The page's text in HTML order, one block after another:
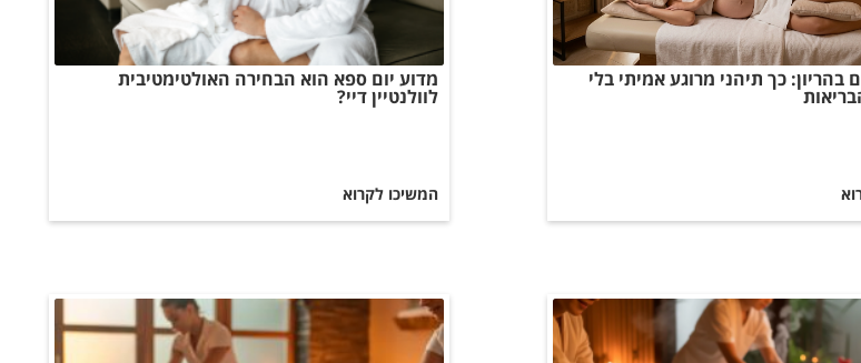
בהריון: כך תיהני מרוגע אמיתי בלי מדוע יום ספא הוא הבחירה האולטימטיבית
לוולנטיין דיי?
המשיכו לקרוא